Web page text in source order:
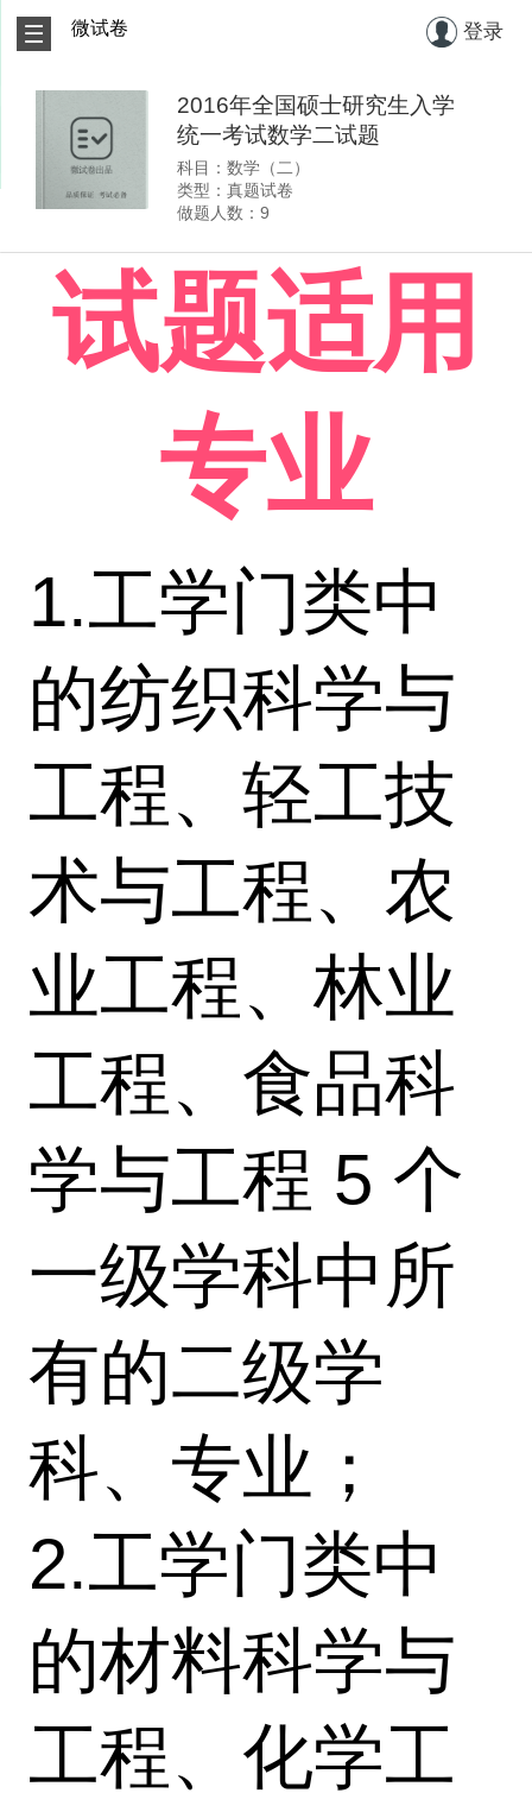
微试卷 登录
2016年全国硕士研究生入学
统一考试数学二试题
科目：数学（二）
类型：真题试卷
做题人数：9
试题适用
专业
1.工学门类中
的纺织科学与
工程、轻工技
术与工程、农
业工程、林业
工程、食品科
学与工程 5 个
一级学科中所
有的二级学
科、专业；
2.工学门类中
的材料科学与
工程、化学工